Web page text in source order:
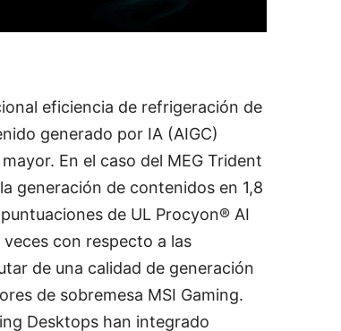
eficiencia de refrigeración de
generado por IA (AIGC)
En el caso del MEG Trident
generación de contenidos en 1,8
de UL Procyon® AI
con respecto a las
de una calidad de generación
de sobremesa MSI Gaming.
Desktops han integrado